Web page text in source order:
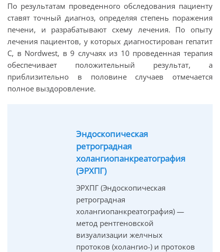
По результатам проведенного обследования пациенту
ставят точный диагноз, определяя степень поражения
печени, и разрабатывают схему лечения. По опыту
лечения пациентов, у которых диагностирован гепатит
С, в Nordwest, в 9 случаях из 10 проведенная терапия
обеспечивает положительный результат, а
приблизительно в половине случаев отмечается
полное выздоровление.
Эндоскопическая
ретроградная
холангиопанкреатография
(ЭРХПГ)
ЭРХПГ (Эндоскопическая
ретроградная
холангиопанкреатография) —
метод рентгеновской
визуализации желчных
протоков (холангио-) и протоков